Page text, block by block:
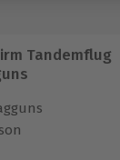
Tandemflug